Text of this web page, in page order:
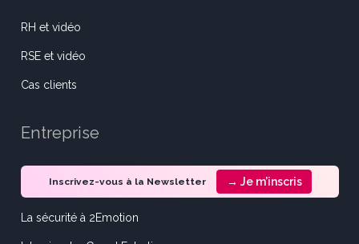
RH et vidéo
RSE et vidéo
Cas clients
Entreprise
Inscrivez-vous à la Newsletter → Je m’inscris
La sécurité à 2Emotion